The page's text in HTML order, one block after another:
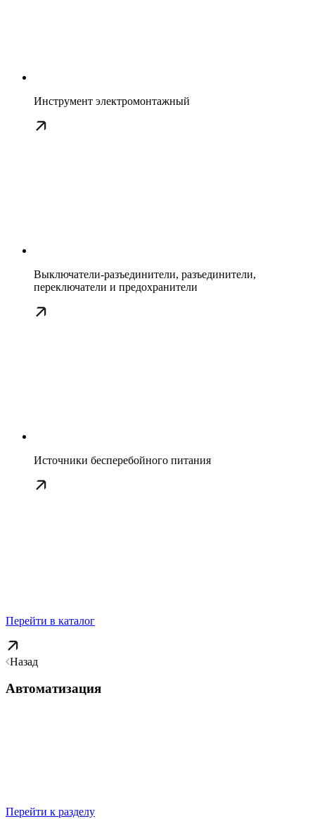
Инструмент электромонтажный
Выключатели-разъединители, разъединители,
переключатели и предохранители
Источники бесперебойного питания
Перейти в каталог
Назад
Автоматизация
Перейти к разделу